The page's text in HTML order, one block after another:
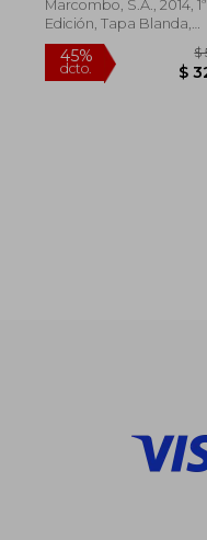
Marcombo, S.A., 2014, 1ª
Edición, Tapa Blanda,
Nuevo